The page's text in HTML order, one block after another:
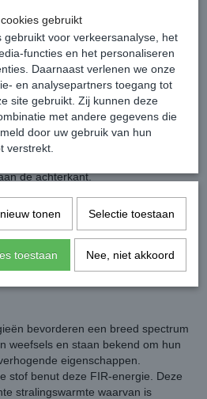
gebruik van ver ontwikkelde
stimuleert en zorgt voor
lichaamswarmte en reflecteert
en vachtgezondheid, helpt om
en verlicht de spierstijfheid.
de achterkant.
Liner System hebben extra
aan vast gemaakt kan worden.
Rambo, Rhino en Amigo dekens,
onder andere merken dekens.
bevorderen een breed spectrum
weefsels en staan ​​bekend om hun
eigenschappen.
stof benut deze FIR-energie. Deze
stralingswarmte waarvan is
gebruikt
voor verkeersanalyse, het
functies en het personaliseren
Daarnaast verlenen we onze
en analysepartners toegang tot
site gebruikt. Zij kunnen deze
met andere gegevens die
door uw gebruik van hun
verstrekt.
tonen Selectie toestaan
toestaan Nee, niet akkoord